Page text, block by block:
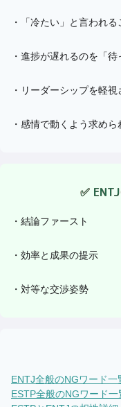
・ 「冷たい」と言われる
・ 進捗が遅れるのを「待
・ リーダーシップを軽視
・ 感情で動くよう求めら
✅ ENTJ
・ 結論ファースト
・ 効率と成果の提示
・ 対等な交渉姿勢
ENTJ全般のNGワード
ESTP全般のNGワード